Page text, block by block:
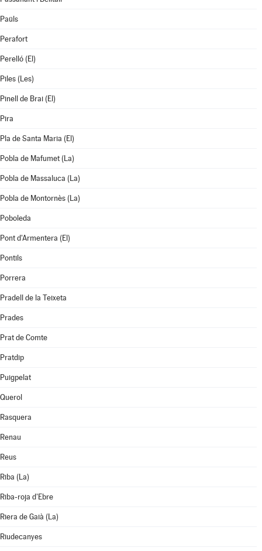
Paüls
Perafort
Perelló (El)
Piles (Les)
Pinell de Brai (El)
Pira
Pla de Santa Maria (El)
Pobla de Mafumet (La)
Pobla de Massaluca (La)
Pobla de Montornès (La)
Poboleda
Pont d'Armentera (El)
Pontils
Porrera
Pradell de la Teixeta
Prades
Prat de Comte
Pratdip
Puigpelat
Querol
Rasquera
Renau
Reus
Riba (La)
Riba-roja d'Ebre
Riera de Gaià (La)
Riudecanyes